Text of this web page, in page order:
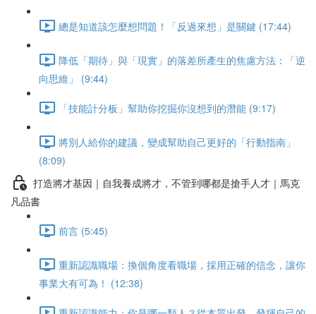
總是知道該怎麼想問題！「反過來想」是關鍵 (17:44)
降低「期待」與「現實」的落差所產生的焦慮方法：「逆
向思維」 (9:44)
「技能計分板」幫助你挖掘你沒想到的潛能 (9:17)
將別人給你的建議，變成幫助自己更好的「行動指南」
(8:09)
打造將才基因｜自我養成將才，不管到哪都是搶手人才｜馬克
凡品書
前言 (5:45)
重新認識職場：換個角度看職場，採用正確的信念，讓你
事業大有可為！ (12:38)